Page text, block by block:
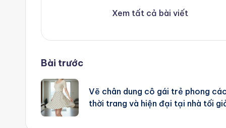
Xem tất cả bài viết
Post
navigation
Bài trước
Vẽ chân dung cô gái trẻ phong
thời trang và hiện đại tại nhà tối